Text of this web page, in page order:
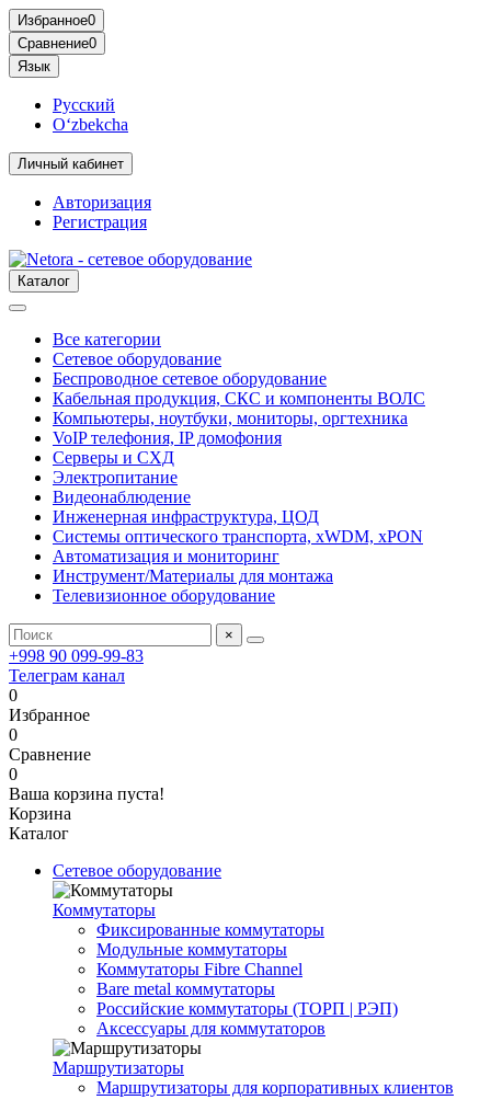
Избранное0
Сравнение0
Язык
Русский
O‘zbekcha
Личный кабинет
Авторизация
Регистрация
Каталог
Все категории
Сетевое оборудование
Беспроводное сетевое оборудование
Кабельная продукция, СКС и компоненты ВОЛС
Компьютеры, ноутбуки, мониторы, оргтехника
VoIP телефония, IP домофония
Серверы и СХД
Электропитание
Видеонаблюдение
Инженерная инфраструктура, ЦОД
Системы оптического транспорта, xWDM, xPON
Автоматизация и мониторинг
Инструмент/Материалы для монтажа
Телевизионное оборудование
×
+998 90 099-99-83
Телеграм канал
0
Избранное
0
Сравнение
0
Ваша корзина пуста!
Корзина
Каталог
Сетевое оборудование
Коммутаторы
Фиксированные коммутаторы
Модульные коммутаторы
Коммутаторы Fibre Channel
Bare metal коммутаторы
Российские коммутаторы (ТОРП | РЭП)
Аксессуары для коммутаторов
Маршрутизаторы
Маршрутизаторы для корпоративных клиентов